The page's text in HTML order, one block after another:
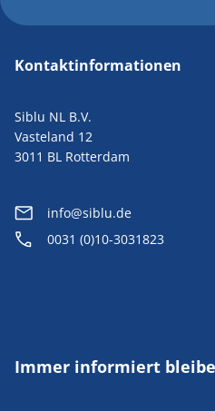
Kontaktinformationen
Siblu NL B.V.
Vasteland 12
3011 BL Rotterdam
info@siblu.de
0031 (0)10-3031823
Immer informiert